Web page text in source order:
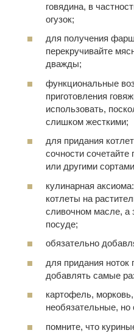
говядина, в
огузок;
для получения
перекручивайте
дважды;
функциональные
приготовления
использовать,
слишком жесткими;
для придания
сочности
или другими
кулинарная
котлеты на
сливочном масле, а
посуде;
обязательно
для придания
добавлять самые
картофель,
необязательные, но
помните, что